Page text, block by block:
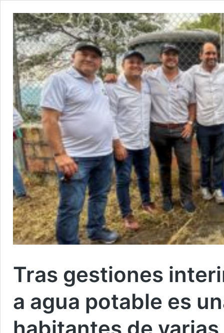
Tras gestiones
a agua potable es